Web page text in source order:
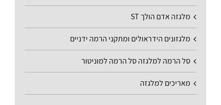
מלגזה אדם הולך ST
מלגזונים הידראולים ומתקני הרמה ידניים
סל הרמה למלגזה סל הרמה למוניטור
מאריכים למלגזה